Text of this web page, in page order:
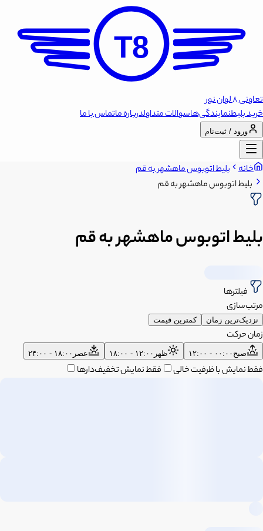
T8
تعاونی 8 لوان نور
خرید بلیطنمایندگی‌هاسوالات متداولدرباره ماتماس با ما
ورود / ثبت‌نام
خانه بلیط اتوبوس ماهشهر به قم
بلیط اتوبوس ماهشهر به قم
بلیط اتوبوس ماهشهر به قم
فیلترها
مرتب‌سازی
نزدیک‌ترین زمان کمترین قیمت
زمان حرکت
صبح ۰۰:۰۰ - ۱۲:۰۰ ظهر ۱۲:۰۰ - ۱۸:۰۰ عصر ۱۸:۰۰ - ۲۴:۰۰
فقط نمایش با ظرفیت خالی فقط نمایش تخفیف‌دارها